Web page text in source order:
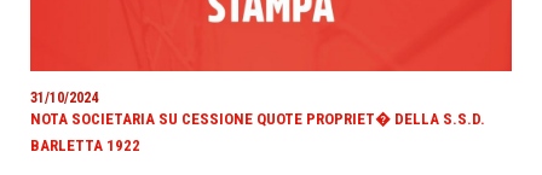
31/10/2024
NOTA SOCIETARIA SU CESSIONE QUOTE PROPRIET� DELLA S.S.D.
BARLETTA 1922